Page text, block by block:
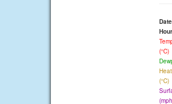
Date
(°C)
(°C)